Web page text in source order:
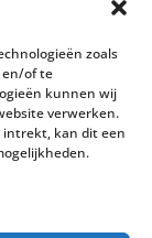
zoals
en/of te
kunnen wij
verwerken.
intrekt, kan dit een